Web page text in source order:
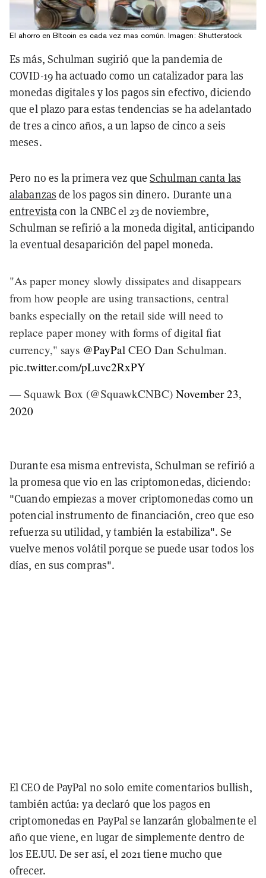
El ahorro en BItcoin es cada vez mas común. Imagen: Shutterstock
Es más, Schulman sugirió que la pandemia de
COVID-19 ha actuado como un catalizador para las
monedas digitales y los pagos sin efectivo, diciendo
que el plazo para estas tendencias se ha adelantado
de tres a cinco años, a un lapso de cinco a seis
meses.
Pero no es la primera vez queSchulman canta las
alabanzas de los pagos sin dinero. Durante una
entrevistacon la CNBC el 23 de noviembre,
Schulman se refirió a la moneda digital, anticipando
la eventual desaparición del papel moneda.
"As paper money slowly dissipates and disappears
from how people are using transactions, central
banks especially on the retail side will need to
replace paper money with forms of digital fiat
currency," says @PayPal CEO Dan Schulman.
pic.twitter.com/pLuvc2RxPY
— Squawk Box (@SquawkCNBC) November 23,
2020
Durante esa misma entrevista, Schulman se refirió a
la promesa que vio en las criptomonedas, diciendo:
"Cuando empiezas a mover criptomonedas como un
potencial instrumento de financiación, creo que eso
refuerza su utilidad, y también la estabiliza". Se
vuelve menos volátil porque se puede usar todos los
días, en sus compras".
El CEO de PayPal no solo emite comentarios bullish,
también actúa: ya declaró que los pagos en
criptomonedas en PayPal se lanzarán globalmente el
año que viene, en lugar de simplemente dentro de
los EE.UU. De ser así, el 2021 tiene mucho que
ofrecer.